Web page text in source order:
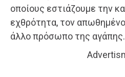
οποίους εστιάζουμε την
εχθρότητα, τον
άλλο πρόσωπο της αγάπης.